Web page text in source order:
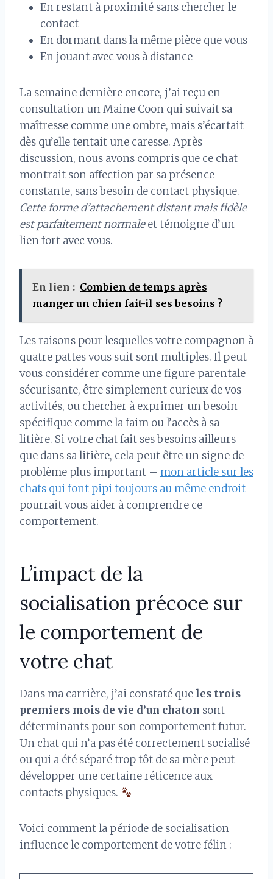
En restant à proximité sans chercher le
contact
En dormant dans la même pièce que vous
En jouant avec vous à distance
La semaine dernière encore, j’ai reçu en
consultation un Maine Coon qui suivait sa
maîtresse comme une ombre, mais s’écartait
dès qu’elle tentait une caresse. Après
discussion, nous avons compris que ce chat
montrait son affection par sa présence
constante, sans besoin de contact physique.
Cette forme d’attachement distant mais fidèle
est parfaitement normaleet témoigne d’un
lien fort avec vous.
En lien : Combien de temps après
manger un chien fait-il ses besoins ?
Les raisons pour lesquelles votre compagnon à
quatre pattes vous suit sont multiples. Il peut
vous considérer comme une figure parentale
sécurisante, être simplement curieux de vos
activités, ou chercher à exprimer un besoin
spécifique comme la faim ou l’accès à sa
litière. Si votre chat fait ses besoins ailleurs
que dans sa litière, cela peut être un signe de
problème plus important – mon article sur les
chats qui font pipi toujours au même endroit
pourrait vous aider à comprendre ce
comportement.
L’impact de la
socialisation précoce sur
le comportement de
votre chat
Dans ma carrière, j’ai constaté que les trois
premiers mois de vie d’un chaton sont
déterminants pour son comportement futur.
Un chat qui n’a pas été correctement socialisé
ou qui a été séparé trop tôt de sa mère peut
développer une certaine réticence aux
contacts physiques.
Voici comment la période de socialisation
influence le comportement de votre félin :